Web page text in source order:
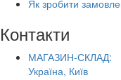
Як зробити
Контакти
МАГАЗИН-СКЛАД:
Україна, Київ